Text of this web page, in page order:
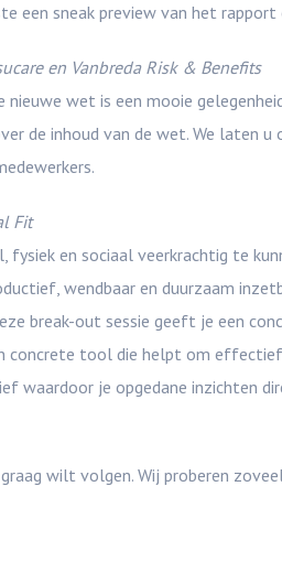
een sneak preview van het
en Vanbreda Risk & Benefits
wet is een mooie
de inhoud van de wet. We laten u
Fit
en sociaal veerkrachtig te
wendbaar en duurzaam
break-out sessie geeft je een
concrete tool die helpt om
waardoor je opgedane inzichten
wilt volgen. Wij proberen